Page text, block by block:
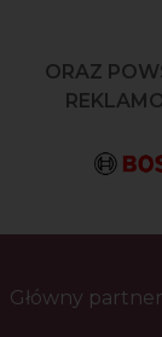
ORAZ
Główny